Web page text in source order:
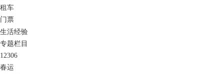
租车
门票
生活经验
专题栏目
12306
春运